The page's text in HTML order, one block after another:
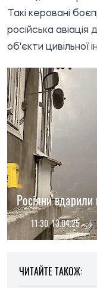
Такі керовані
російська
об'єкти цивільної
Росіяни вдарили
11:30, 13.04.25
ЧИТАЙТЕ ТАКОЖ: